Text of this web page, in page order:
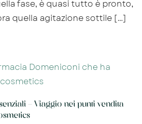
fase, è quasi tutto è pronto,
quella agitazione sottile […]
– Viaggio nei punti vendita